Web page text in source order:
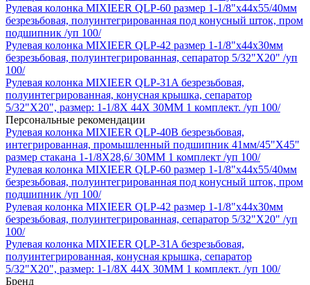
Рулевая колонка MIXIEER QLP-60 размер 1-1/8"x44x55/40мм
безрезьбовая, полуинтегрированная под конусный шток, пром
подшипник /уп 100/
Рулевая колонка MIXIEER QLP-42 размер 1-1/8"x44x30мм
безрезьбовая, полуинтегрированная, сепаратор 5/32"X20" /уп
100/
Рулевая колонка MIXIEER QLP-31A безрезьбовая,
полуинтегрированная, конусная крышка, сепаратор
5/32"X20", размер: 1-1/8X 44X 30MM 1 комплект. /уп 100/
Персональные рекомендации
Рулевая колонка MIXIEER QLP-40B безрезьбовая,
интегрированная, промышленный подшипник 41мм/45"X45"
размер стакана 1-1/8X28,6/ 30MM 1 комплект /уп 100/
Рулевая колонка MIXIEER QLP-60 размер 1-1/8"x44x55/40мм
безрезьбовая, полуинтегрированная под конусный шток, пром
подшипник /уп 100/
Рулевая колонка MIXIEER QLP-42 размер 1-1/8"x44x30мм
безрезьбовая, полуинтегрированная, сепаратор 5/32"X20" /уп
100/
Рулевая колонка MIXIEER QLP-31A безрезьбовая,
полуинтегрированная, конусная крышка, сепаратор
5/32"X20", размер: 1-1/8X 44X 30MM 1 комплект. /уп 100/
Бренд